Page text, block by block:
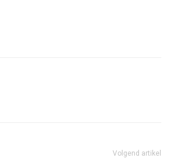
Volgend artikel